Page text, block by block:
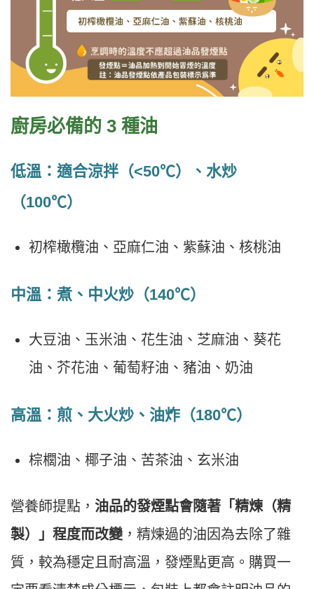
廚房必備的 3 種油
低溫：適合涼拌（<50℃）、水炒
（100℃）
初榨橄欖油、亞麻仁油、紫蘇油、核桃油
中溫：煮、中火炒（140℃）
大豆油、玉米油、花生油、芝麻油、葵花
油、芥花油、葡萄籽油、豬油、奶油
高溫：煎、大火炒、油炸（180℃）
棕櫚油、椰子油、苦茶油、玄米油
營養師提點， 油品的發煙點會隨著「精煉（精
製）」程度而改變 ，精煉過的油因為去除了雜
質，較為穩定且耐高溫，發煙點更高。購買一